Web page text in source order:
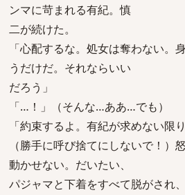
ンマに苛まれる有紀。慎
二が続けた。
「心配するな。処女は奪わない。
うだけだ。それならいい
だろう」
「…！」（そんな…ああ…でも）
「約束するよ。有紀が求めない限
（勝手に呼び捨てにしないで！）
動かせない。だいたい、
パジャマと下着をすべて脱がされ